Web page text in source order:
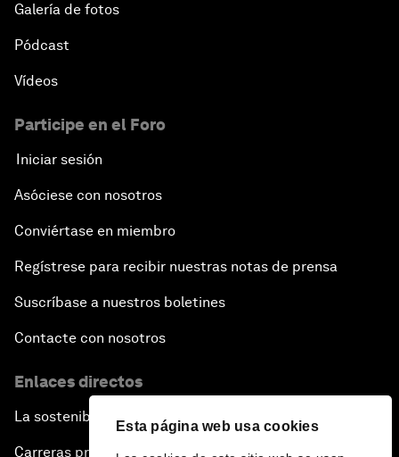
Esta página web usa cookies
Galería de fotos
Pódcast
Vídeos
Participe en el Foro
Iniciar sesión
Asóciese con nosotros
Conviértase en miembro
Regístrese para recibir nuestras notas de prensa
Suscríbase a nuestros boletines
Contacte con nosotros
Enlaces directos
La sostenibilidad en el Foro
Carreras profesionales